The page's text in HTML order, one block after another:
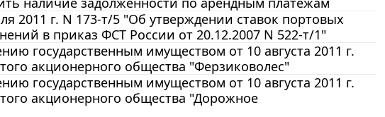
2011 г. N 173-т/5 "Об утверждении ставок портовых
в приказ ФСТ России от 20.12.2007 N 522-т/1"
государственным имуществом от 10 августа 2011 г.
акционерного общества "Ферзиковолес"
государственным имуществом от 10 августа 2011 г.
акционерного общества "Дорожное